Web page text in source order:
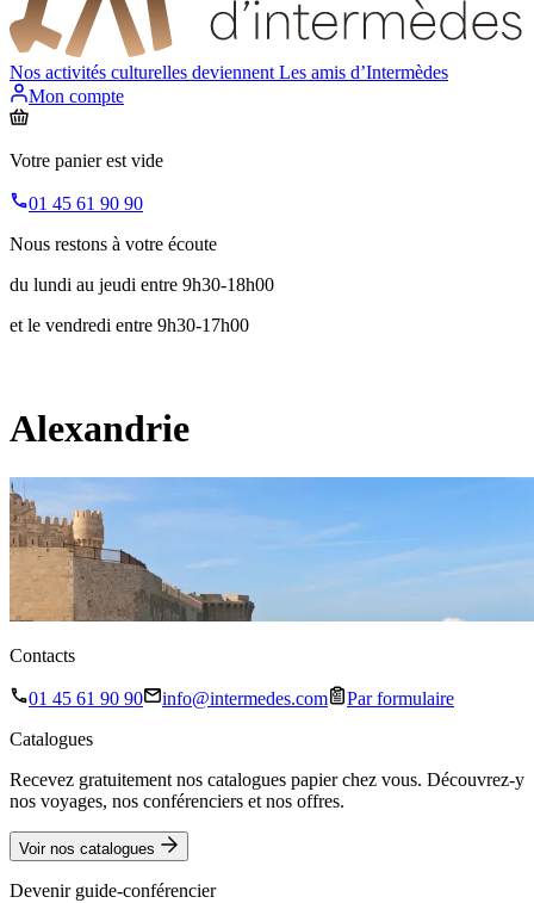
Nos activités culturelles deviennent Les amis d’Intermèdes
Mon compte
Votre panier est vide
01 45 61 90 90
Nous restons à votre écoute
du lundi au jeudi entre 9h30-18h00
et le vendredi entre 9h30-17h00
Alexandrie
Contacts
01 45 61 90 90 info@intermedes.com
Par formulaire
Catalogues
Recevez gratuitement nos catalogues papier chez vous. Découvrez-y
nos voyages, nos conférenciers et nos offres.
Voir nos catalogues
Devenir guide-conférencier